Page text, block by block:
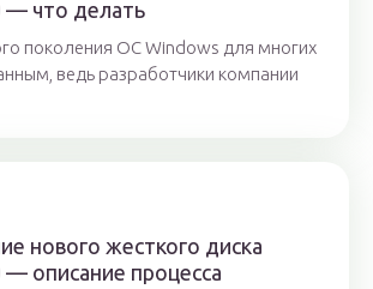
— что делать
поколения OC Windows для многих
ведь разработчики компании
нового жесткого диска
описание процесса